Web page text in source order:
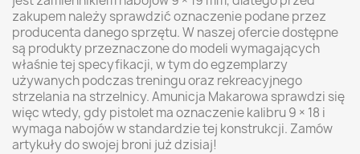
zakupem należy sprawdzić oznaczenie podane przez
producenta danego sprzętu. W naszej ofercie dostępne
są produkty przeznaczone do modeli wymagających
właśnie tej specyfikacji, w tym do egzemplarzy
używanych podczas treningu oraz rekreacyjnego
strzelania na strzelnicy. Amunicja Makarowa sprawdzi się
więc wtedy, gdy pistolet ma oznaczenie kalibru 9 × 18 i
wymaga nabojów w standardzie tej konstrukcji. Zamów
artykuły do swojej broni już dzisiaj!